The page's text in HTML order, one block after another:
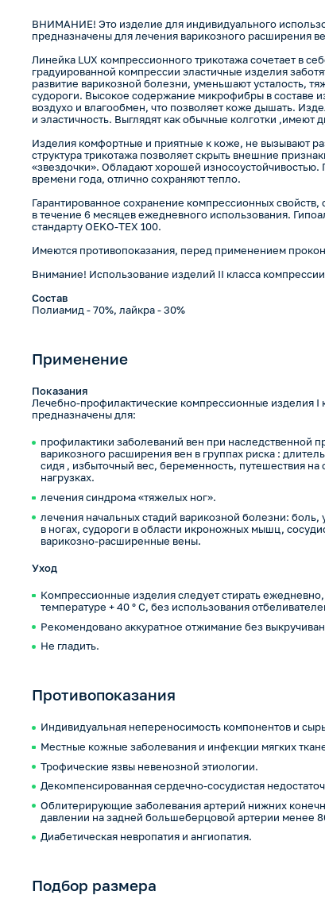
ВНИМАНИЕ! Это изделие для индивидуального
предназначены для лечения варикозного расширения
Линейка LUX компрессионного трикотажа сочетает в
градуированной компрессии эластичные изделия
развитие варикозной болезни, уменьшают усталость,
судороги. Высокое содержание микрофибры в составе
воздухо и влагообмен, что позволяет коже дышать.
и эластичность. Выглядят как обычные колготки
Изделия комфортные и приятные к коже, не вызывают
структура трикотажа позволяет скрыть внешние
«звездочки». Обладают хорошей
времени года, отлично сохраняют тепло.
Гарантированное сохранение компрессионных свойств,
в течение 6 месяцев ежедневного использования.
стандарту OEKO-TEX 100.
Имеются противопоказания, перед применением
Внимание! Использование изделий II класса
Состав
Полиамид - 70%, лайкра - 30%
Применение
Показания
Лечебно-профилактические компрессионные изделия I
предназначены для:
профилактики заболеваний вен при наследственной
варикозного расширения вен в группах риска :
сидя , избыточный вес, беременность, путешествия
нагрузках.
лечения синдрома «тяжелых ног».
лечения начальных стадий варикозной болезни:
в ногах, судороги в области икроножных мышц,
варикозно-расширенные вены.
Уход
Компрессионные изделия следует стирать
температуре + 40 ° С, без использования
Рекомендовано аккуратное отжимание без
Не гладить.
Противопоказания
Индивидуальная непереносимость компонентов и
Местные кожные заболевания и инфекции мягких
Трофические язвы невенозной этиологии.
Декомпенсированная сердечно-сосудистая
Облитерирующие заболевания артерий нижних
давлении на задней большеберцовой артерии менее
Диабетическая невропатия и ангиопатия.
Подбор размера